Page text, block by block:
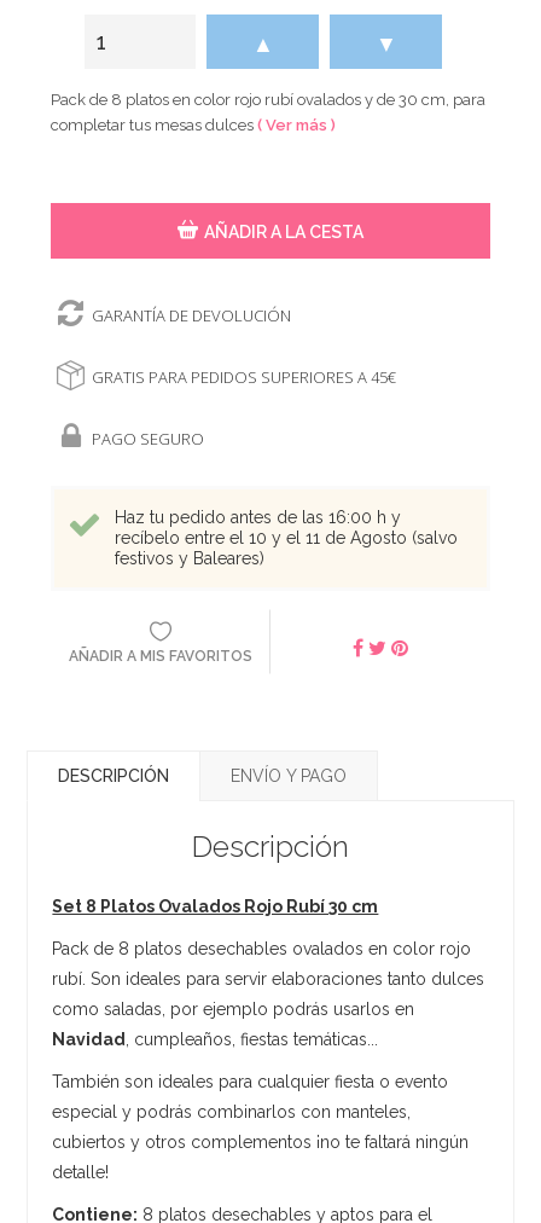
▲ ▼
Pack de 8 platos en color rojo rubí ovalados y de 30 cm, para
completar tus mesas dulces( Ver más )
AÑADIR A LA CESTA
GARANTÍA DE DEVOLUCIÓN
GRATIS PARA PEDIDOS SUPERIORES A 45€
PAGO SEGURO
Haz tu pedido antes de las 16:00 h y
recíbelo entre el 10 y el 11 de Agosto (salvo
festivos y Baleares)
AÑADIR A MIS FAVORITOS
DESCRIPCIÓN ENVÍO Y PAGO
Descripción
Set 8 Platos Ovalados Rojo Rubí 30 cm
Pack de 8 platos desechables ovalados en color rojo
rubí. Son ideales para servir elaboraciones tanto dulces
como saladas, por ejemplo podrás usarlos en
Navidad
, cumpleaños, fiestas temáticas...
También son ideales para cualquier fiesta o evento
especial y podrás combinarlos con manteles,
cubiertos y otros complementos ¡no te faltará ningún
detalle!
Contiene: 8 platos desechables y aptos para el